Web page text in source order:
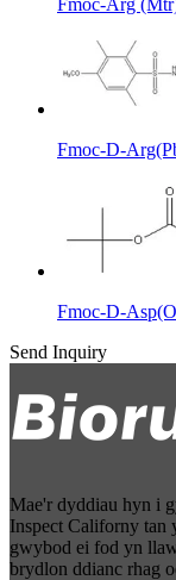
Fmoc-D-
Fmoc-D-
Send Inquiry
Mae'r dyddiau hyn i
Inspect Californy tan
gwybod ei fod yn
brydlon ddianc rhag